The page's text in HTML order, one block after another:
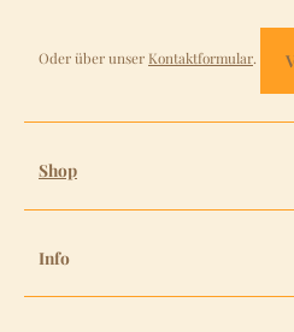
Oder über unser Kontaktformular.
Shop
Info